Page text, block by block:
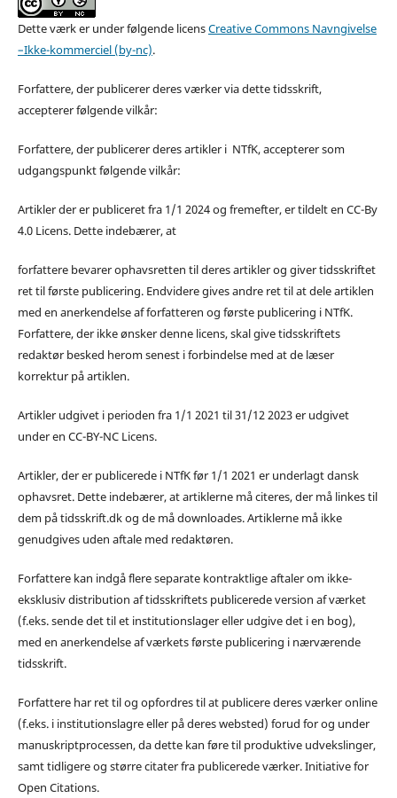
Dette værk er under følgende licensCreative Commons Navngivelse
–Ikke-kommerciel (by-nc).
Forfattere, der publicerer deres værker via dette tidsskrift,
accepterer følgende vilkår:
Forfattere, der publicerer deres artikler i NTfK, accepterer som
udgangspunkt følgende vilkår:
Artikler der er publiceret fra 1/1 2024 og fremefter, er tildelt en CC-By
4.0 Licens. Dette indebærer, at
forfattere bevarer ophavsretten til deres artikler og giver tidsskriftet
ret til første publicering. Endvidere gives andre ret til at dele artiklen
med en anerkendelse af forfatteren og første publicering i NTfK.
Forfattere, der ikke ønsker denne licens, skal give tidsskriftets
redaktør besked herom senest i forbindelse med at de læser
korrektur på artiklen.
Artikler udgivet i perioden fra 1/1 2021 til 31/12 2023 er udgivet
under en CC-BY-NC Licens.
Artikler, der er publicerede i NTfK før 1/1 2021 er underlagt dansk
ophavsret. Dette indebærer, at artiklerne må citeres, der må linkes til
dem på tidsskrift.dk og de må downloades. Artiklerne må ikke
genudgives uden aftale med redaktøren.
Forfattere kan indgå flere separate kontraktlige aftaler om ikke-
eksklusiv distribution af tidsskriftets publicerede version af værket
(f.eks. sende det til et institutionslager eller udgive det i en bog),
med en anerkendelse af værkets første publicering i nærværende
tidsskrift.
Forfattere har ret til og opfordres til at publicere deres værker online
(f.eks. i institutionslagre eller på deres websted) forud for og under
manuskriptprocessen, da dette kan føre til produktive udvekslinger,
samt tidligere og større citater fra publicerede værker. Initiative for
Open Citations.